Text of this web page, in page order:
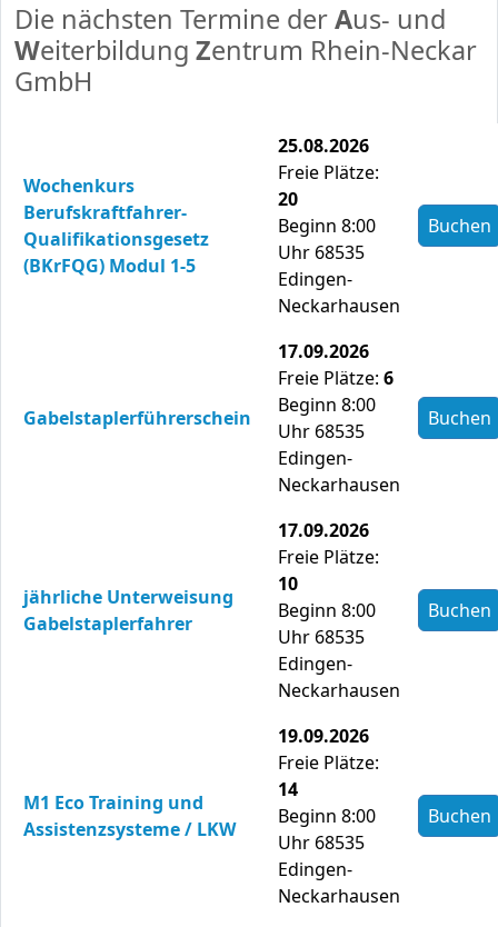
Die nächsten Termine derAus- und
Weiterbildung Zentrum Rhein-Neckar
GmbH
Wochenkurs
Berufskraftfahrer-
Qualifikationsgesetz
(BKrFQG) Modul 1-5
25.08.2026
Freie Plätze:
20
Beginn 8:00
Uhr 68535
Edingen-
Neckarhausen
Buchen
Gabelstaplerführerschein
17.09.2026
Freie Plätze: 6
Beginn 8:00
Uhr 68535
Edingen-
Neckarhausen
Buchen
jährliche Unterweisung
Gabelstaplerfahrer
17.09.2026
Freie Plätze:
10
Beginn 8:00
Uhr 68535
Edingen-
Neckarhausen
Buchen
M1 Eco Training und
Assistenzsysteme / LKW
19.09.2026
Freie Plätze:
14
Beginn 8:00
Uhr 68535
Edingen-
Neckarhausen
Buchen